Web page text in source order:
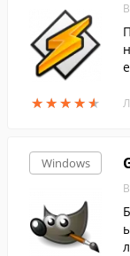
★★★★★
★★★★★
Windows